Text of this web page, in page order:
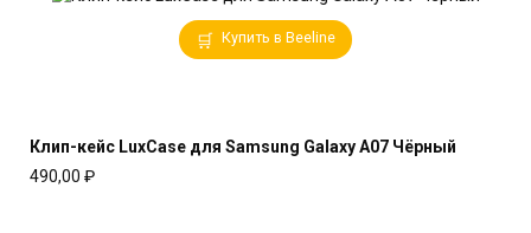
Купить в Beeline
Клип-кейс LuxCase для Samsung Galaxy A07 Чёрный
490,00 ₽